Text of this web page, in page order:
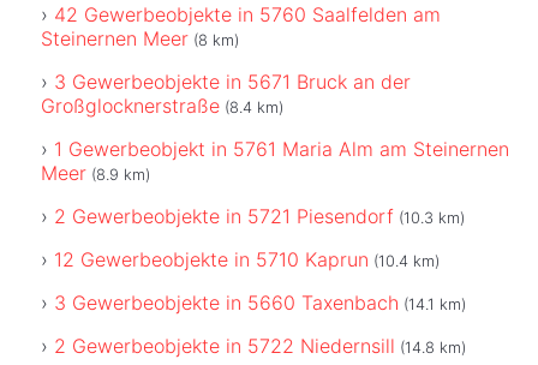
42 Gewerbeobjekte in 5760 Saalfelden am
Steinernen Meer (8 km)
3 Gewerbeobjekte in 5671 Bruck an der
Großglocknerstraße (8.4 km)
1 Gewerbeobjekt in 5761 Maria Alm am Steinernen
Meer (8.9 km)
2 Gewerbeobjekte in 5721 Piesendorf (10.3 km)
12 Gewerbeobjekte in 5710 Kaprun (10.4 km)
3 Gewerbeobjekte in 5660 Taxenbach (14.1 km)
2 Gewerbeobjekte in 5722 Niedernsill (14.8 km)